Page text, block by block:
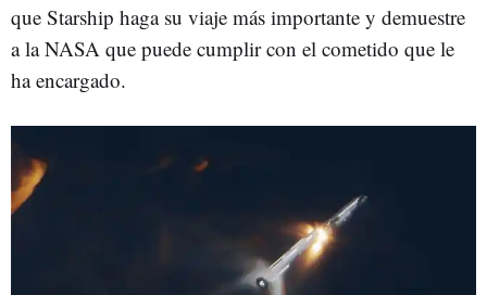
que Starship haga su viaje más importante y demuestre
a la NASA que puede cumplir con el cometido que le
ha encargado.